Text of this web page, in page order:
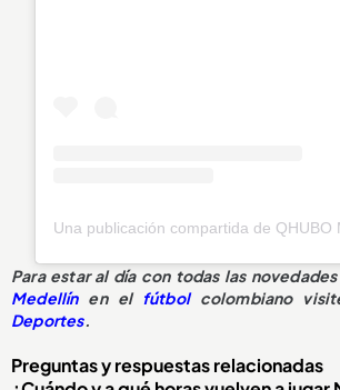
Para estar al día con todas las
Medellínen el fútbol colombiano
Deportes.
Preguntas y respuestas relacionadas